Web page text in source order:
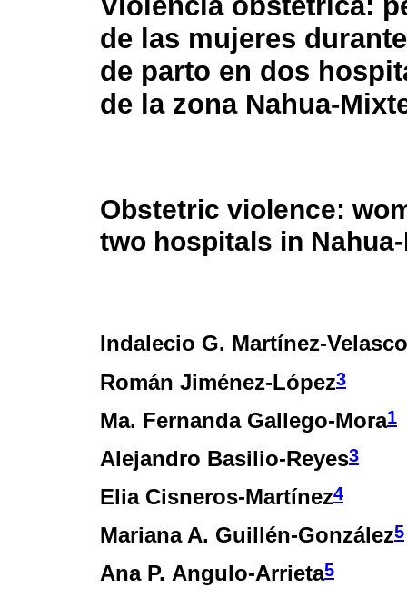
de las mujeres
de parto en dos
de la zona Nahua-
Obstetric violence:
two hospitals in
Indalecio G. Martínez-Velasco
Román Jiménez-López3
Ma. Fernanda Gallego-Mora1
Alejandro Basilio-Reyes3
Elia Cisneros-Martínez4
Mariana A. Guillén-González5
Ana P. Angulo-Arrieta5